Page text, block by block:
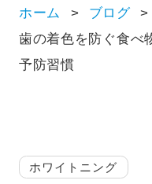
ホーム
ブログ
歯の着色を防ぐ食べ
予防習慣
ホワイトニング